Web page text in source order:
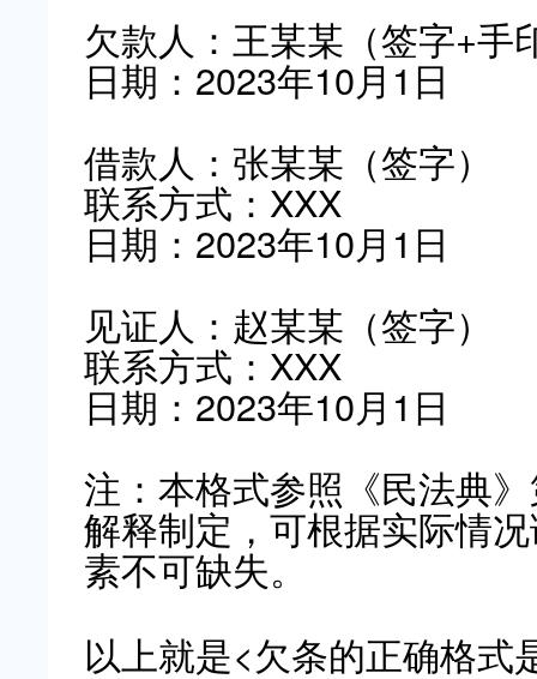
欠款人：王某某（签字+手
日期：2023年10月1日
借款人：张某某（签字）
联系方式：XXX
日期：2023年10月1日
见证人：赵某某（签字）
联系方式：XXX
日期：2023年10月1日
注：本格式参照《民法典
解释制定，可根据实际情
素不可缺失。
以上就是<欠条的正确格式